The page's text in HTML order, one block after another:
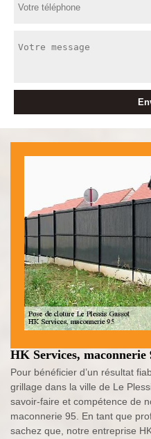
HK Services,
Pour bénéficier d’un résultat
grillage dans la ville de Le
savoir-faire et compétence de
maconnerie 95. En tant que
sachez que, notre entreprise